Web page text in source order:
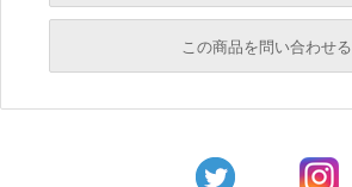
必須
この商品を問い合わせる
必須